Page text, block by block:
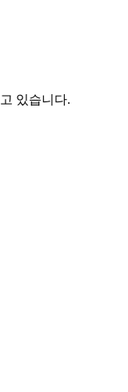
있습니다.